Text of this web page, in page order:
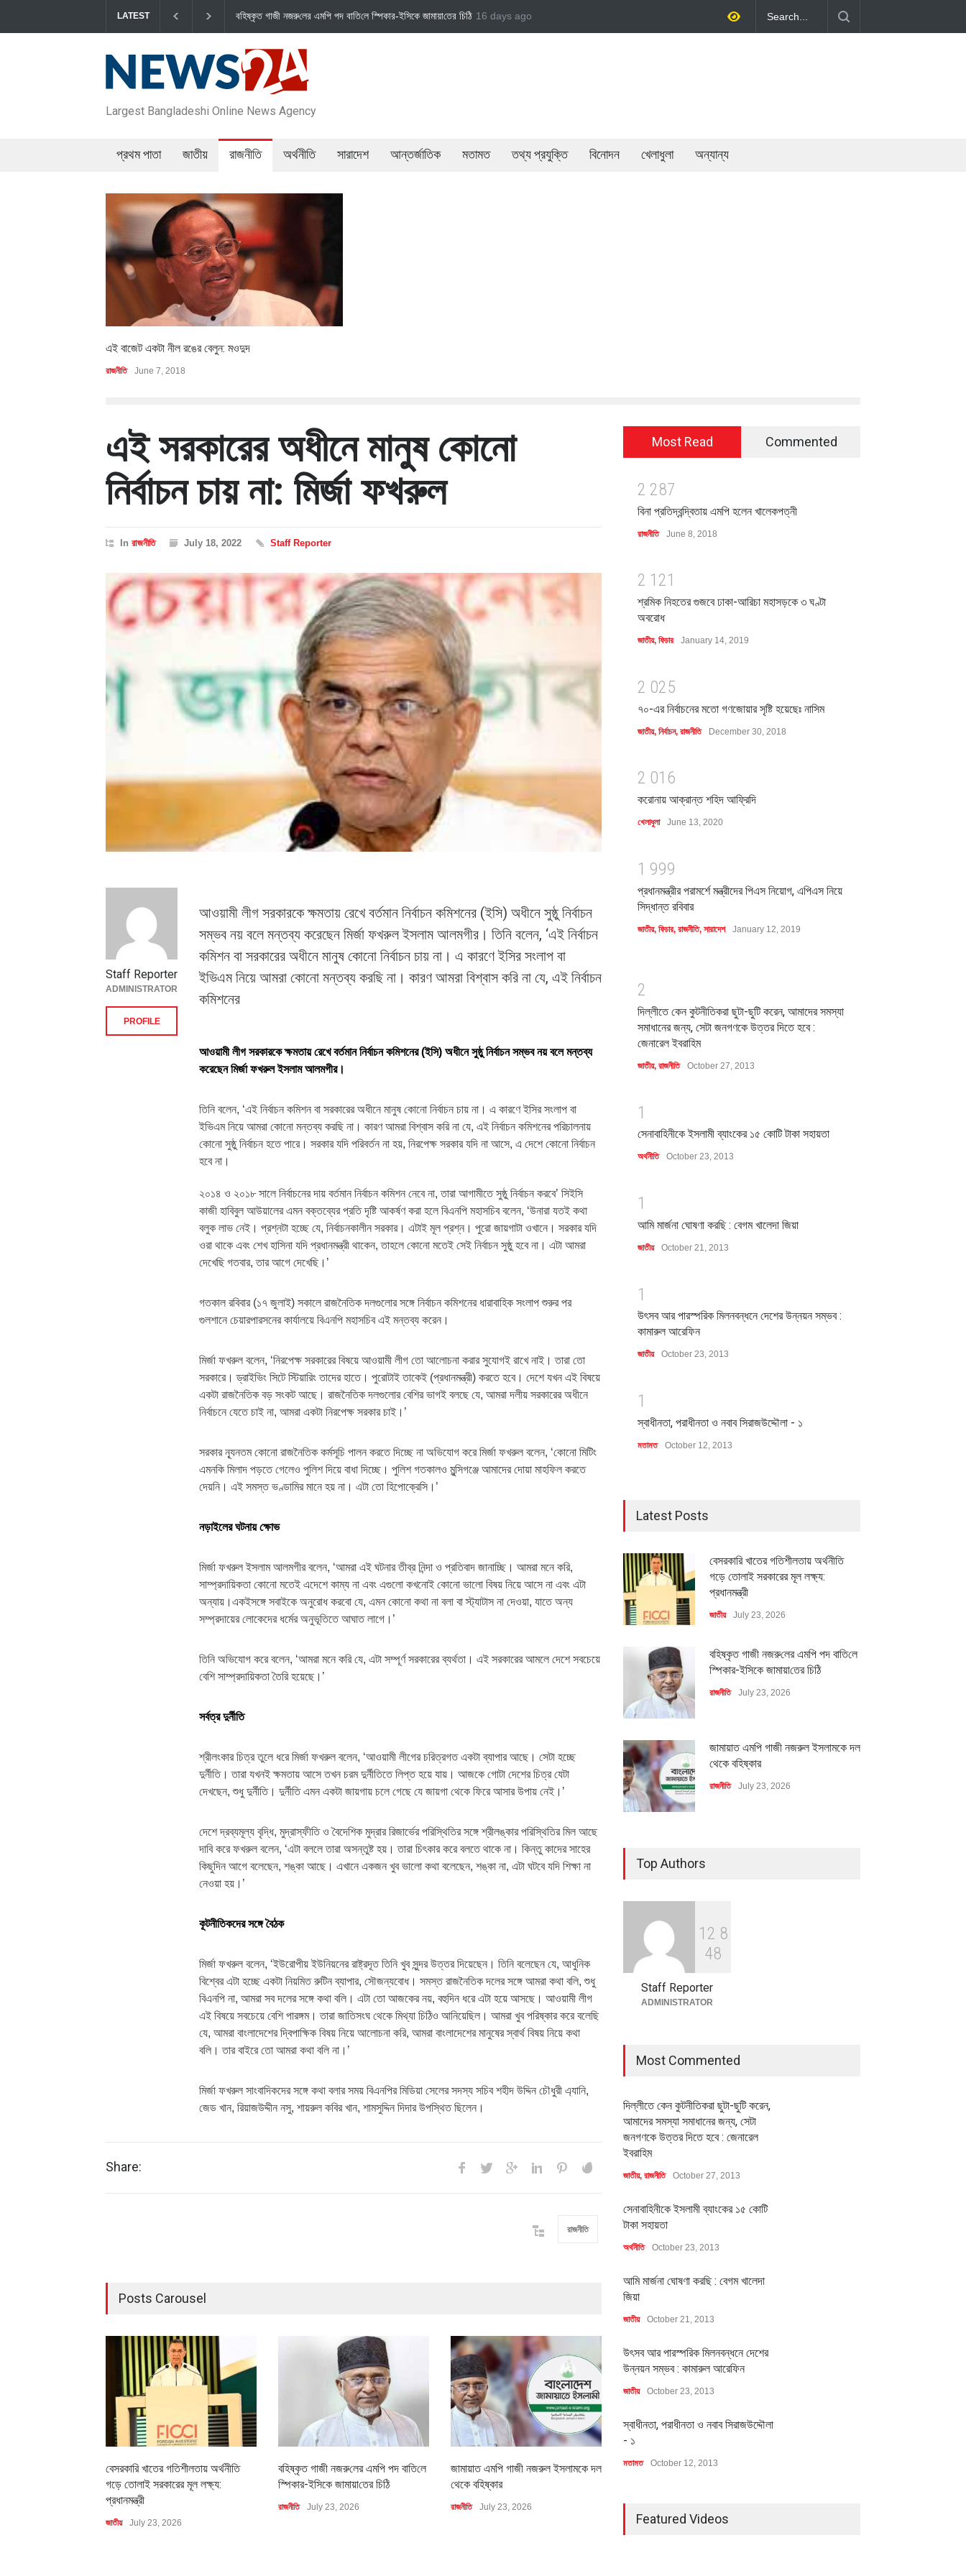
LATEST
বহিষ্কৃত গাজী নজরু‌লের এম‌পি পদ বা‌তি‌লে স্পিকার-ইসিকে জামায়া‌তের চি‌ঠি জামায়াত এমপি গাজী নজরুল ইসলামকে দল থেকে বহিষ্কার বেসরকারি খাতের গতিশীলতায় অর্থনীতি গড়ে তোলাই সরকারের মূল লক্ষ্য: প্রধানমন্ত্রী
16 days ago
Largest Bangladeshi Online News Agency
প্রথম পাতা জাতীয় রাজনীতি অর্থনীতি সারাদেশ আন্তর্জাতিক মতামত তথ্য প্রযুক্তি বিনোদন খেলাধুলা অন্যান্য
এই বাজেট একটা নীল রঙের বেলুন: মওদুদ
রাজনীতি June 7, 2018
এই সরকারের অধীনে মানুষ কোনো
নির্বাচন চায় না: মির্জা ফখরুল
In রাজনীতি July 18, 2022 Staff Reporter
আওয়ামী লীগ সরকারকে ক্ষমতায় রেখে বর্তমান নির্বাচন কমিশনের (ইসি) অধীনে সুষ্ঠু নির্বাচন
সম্ভব নয় বলে মন্তব্য করেছেন মির্জা ফখরুল ইসলাম আলমগীর। তিনি বলেন, ‘এই নির্বাচন
কমিশন বা সরকারের অধীনে মানুষ কোনো নির্বাচন চায় না। এ কারণে ইসির সংলাপ বা
ইভিএম নিয়ে আমরা কোনো মন্তব্য করছি না। কারণ আমরা বিশ্বাস করি না যে, এই নির্বাচন
কমিশনের
আওয়ামী লীগ সরকারকে ক্ষমতায় রেখে বর্তমান নির্বাচন কমিশনের (ইসি) অধীনে সুষ্ঠু নির্বাচন সম্ভব নয় বলে মন্তব্য
করেছেন মির্জা ফখরুল ইসলাম আলমগীর।
তিনি বলেন, ‘এই নির্বাচন কমিশন বা সরকারের অধীনে মানুষ কোনো নির্বাচন চায় না। এ কারণে ইসির সংলাপ বা
ইভিএম নিয়ে আমরা কোনো মন্তব্য করছি না। কারণ আমরা বিশ্বাস করি না যে, এই নির্বাচন কমিশনের পরিচালনায়
কোনো সুষ্ঠু নির্বাচন হতে পারে। সরকার যদি পরিবর্তন না হয়, নিরপেক্ষ সরকার যদি না আসে, এ দেশে কোনো নির্বাচন
হবে না।
২০১৪ ও ২০১৮ সালে নির্বাচনের দায় বর্তমান নির্বাচন কমিশন নেবে না, তারা আগামীতে সুষ্ঠু নির্বাচন করবে’ সিইসি
কাজী হাবিবুল আউয়ালের এমন বক্তব্যের প্রতি দৃষ্টি আকর্ষণ করা হলে বিএনপি মহাসচিব বলেন, ‘উনারা যতই কথা
বলুক লাভ নেই। প্রশ্নটা হচ্ছে যে, নির্বাচনকালীন সরকার। এটাই মূল প্রশ্ন। পুরো জায়গাটা ওখানে। সরকার যদি
ওরা থাকে এবং শেখ হাসিনা যদি প্রধানমন্ত্রী থাকেন, তাহলে কোনো মতেই সেই নির্বাচন সুষ্ঠু হবে না। এটা আমরা
দেখেছি গতবার, তার আগে দেখেছি।’
গতকাল রবিবার (১৭ জুলাই) সকালে রাজনৈতিক দলগুলোর সঙ্গে নির্বাচন কমিশনের ধারাবাহিক সংলাপ শুরুর পর
গুলশানে চেয়ারপারসনের কার্যালয়ে বিএনপি মহাসচিব এই মন্তব্য করেন।
মির্জা ফখরুল বলেন, ‘নিরপেক্ষ সরকারের বিষয়ে আওয়ামী লীগ তো আলোচনা করার সুযোগই রাখে নাই। তারা তো
সরকারে। ড্রাইভিং সিটে স্টিয়ারিং তাদের হাতে। পুরোটাই তাকেই (প্রধানমন্ত্রী) করতে হবে। দেশে যখন এই বিষয়ে
একটা রাজনৈতিক বড় সংকট আছে। রাজনৈতিক দলগুলোর বেশির ভাগই বলছে যে, আমরা দলীয় সরকারের অধীনে
নির্বাচনে যেতে চাই না, আমরা একটা নিরপেক্ষ সরকার চাই।’
সরকার ন্যূনতম কোনো রাজনৈতিক কর্মসূচি পালন করতে দিচ্ছে না অভিযোগ করে মির্জা ফখরুল বলেন, ‘কোনো মিটিং
এমনকি মিলাদ পড়তে গেলেও পুলিশ দিয়ে বাধা দিচ্ছে। পুলিশ গতকালও মুন্সিগঞ্জে আমাদের দোয়া মাহফিল করতে
দেয়নি। এই সমস্ত ভণ্ডামির মানে হয় না। এটা তো হিপোক্রেসি।’
নড়াইলের ঘটনায় ক্ষোভ
মির্জা ফখরুল ইসলাম আলমগীর বলেন, ‘আমরা এই ঘটনার তীব্র নিন্দা ও প্রতিবাদ জানাচ্ছি। আমরা মনে করি,
সাম্প্রদায়িকতা কোনো মতেই এদেশে কাম্য না এবং এগুলো কখনোই কোনো ভালো বিষয় নিয়ে আসে না এবং এটা
অন্যায়।একইসঙ্গে সবাইকে অনুরোধ করবো যে, এমন কোনো কথা না বলা বা স্ট্যাটাস না দেওয়া, যাতে অন্য
সম্প্রদায়ের লোকেদের ধর্মের অনুভূতিতে আঘাত লাগে।’
তিনি অভিযোগ করে বলেন, ‘আমরা মনে করি যে, এটা সম্পূর্ণ সরকারের ব্যর্থতা। এই সরকারের আমলে দেশে সবচেয়ে
বেশি সাম্প্রদায়িকতা তৈরি হয়েছে।’
সর্বত্র দুর্নীতি
শ্রীলংকার চিত্র তুলে ধরে মির্জা ফখরুল বলেন, ‘আওয়ামী লীগের চরিত্রগত একটা ব্যাপার আছে। সেটা হচ্ছে
দুর্নীতি। তারা যখনই ক্ষমতায় আসে তখন চরম দুর্নীতিতে লিপ্ত হয়ে যায়। আজকে গোটা দেশের চিত্র যেটা
দেখছেন, শুধু দুর্নীতি। দুর্নীতি এমন একটা জায়গায় চলে গেছে যে জায়গা থেকে ফিরে আসার উপায় নেই।’
দেশে দ্রব্যমূল্য বৃদ্ধি, মুদ্রাস্ফীতি ও বৈদেশিক মুদ্রার রিজার্ভের পরিস্থিতির সঙ্গে শ্রীলঙ্কার পরিস্থিতির মিল আছে
দাবি করে ফখরুল বলেন, ‘এটা বললে তারা অসন্তুষ্ট হয়। তারা চিৎকার করে বলতে থাকে না। কিন্তু কাদের সাহের
কিছুদিন আগে বলেছেন, শঙ্কা আছে। এখানে একজন খুব ভালো কথা বলেছেন, শঙ্কা না, এটা ঘটবে যদি শিক্ষা না
নেওয়া হয়।’
কূটনীতিকদের সঙ্গে বৈঠক
মির্জা ফখরুল বলেন, ‘ইউরোপীয় ইউনিয়নের রাষ্ট্রদূত তিনি খুব সুন্দর উত্তর দিয়েছেন। তিনি বলেছেন যে, আধুনিক
বিশ্বের এটা হচ্ছে একটা নিয়মিত রুটিন ব্যাপার, সৌজন্যবোধ। সমস্ত রাজনৈতিক দলের সঙ্গে আমরা কথা বলি, শুধু
বিএনপি না, আমরা সব দলের সঙ্গে কথা বলি। এটা তো আজকের নয়, বহুদিন ধরে এটা হয়ে আসছে। আওয়ামী লীগ
এই বিষয়ে সবচেয়ে বেশি পারঙ্গম। তারা জাতিসংঘ থেকে মিথ্যা চিঠিও আনিয়েছিল। আমরা খুব পরিষ্কার করে বলেছি
যে, আমরা বাংলাদেশের দ্বিপাক্ষিক বিষয় নিয়ে আলোচনা করি, আমরা বাংলাদেশের মানুষের স্বার্থ বিষয় নিয়ে কথা
বলি। তার বাইরে তো আমরা কথা বলি না।’
মির্জা ফখরুল সাংবাদিকদের সঙ্গে কথা বলার সময় বিএনপির মিডিয়া সেলের সদস্য সচিব শহীদ উদ্দিন চৌধুরী এ্যানি,
জেড খান, রিয়াজউদ্দীন নসু, শায়রুল কবির খান, শামসুদ্দিন দিদার উপস্থিত ছিলেন।
Staff Reporter
ADMINISTRATOR
PROFILE
Share:
রাজনীতি
Posts Carousel
বেসরকারি খাতের গতিশীলতায় অর্থনীতি
গড়ে তোলাই সরকারের মূল লক্ষ্য:
প্রধানমন্ত্রী
জাতীয় July 23, 2026
বহিষ্কৃত গাজী নজরু‌লের এম‌পি পদ বা‌তি‌লে
স্পিকার-ইসিকে জামায়া‌তের চি‌ঠি
রাজনীতি July 23, 2026
জামায়াত এমপি গাজী নজরুল ইসলামকে দল
থেকে বহিষ্কার
রাজনীতি July 23, 2026
৪০০ মিলিয়ন ডলারের বিদেশি বিনিয়োগ
অর্থনীতি
Most Read Commented
2 287
বিনা প্রতিদ্বন্দ্বিতায় এমপি হলেন খালেকপত্নী
রাজনীতি June 8, 2018
2 1 21
শ্রমিক নিহতের গুজবে ঢাকা-আরিচা মহাসড়কে ৩ ঘণ্টা
অবরোধ
জাতীয়, ফিচার January 14, 2019
2 025
৭০-এর নির্বাচনের মতো গণজোয়ার সৃষ্টি হয়েছেঃ নাসিম
জাতীয়, নির্বাচন, রাজনীতি December 30, 2018
2 01 6
করোনায় আক্রান্ত শহিদ আফ্রিদি
খেলাধুলা June 13, 2020
1 999
প্রধানমন্ত্রীর পরামর্শে মন্ত্রীদের পিএস নিয়োগ, এপিএস নিয়ে
সিদ্ধান্ত রবিবার
জাতীয়, ফিচার, রাজনীতি, সারাদেশ January 12, 2019
2
দিল্লীতে কেন কুটনীতিকরা ছুটা-ছুটি করেন, আমাদের সমস্যা
সমাধানের জন্য, সেটা জনগণকে উত্তর দিতে হবে :
জেনারেল ইবরাহিম
জাতীয়, রাজনীতি October 27, 2013
1
সেনাবাহিনীকে ইসলামী ব্যাংকের ১৫ কোটি টাকা সহায়তা
অর্থনীতি October 23, 2013
1
আমি মার্জনা ঘোষণা করছি : বেগম খালেদা জিয়া
জাতীয় October 21, 2013
1
উৎসব আর পারস্পরিক মিলনবন্ধনে দেশের উন্নয়ন সম্ভব :
কামারুল আরেফিন
জাতীয় October 23, 2013
1
স্বাধীনতা, পরাধীনতা ও নবাব সিরাজউদ্দৌলা - ১
মতামত October 12, 2013
Latest Posts
বেসরকারি খাতের গতিশীলতায় অর্থনীতি
গড়ে তোলাই সরকারের মূল লক্ষ্য:
প্রধানমন্ত্রী
জাতীয় July 23, 2026
বহিষ্কৃত গাজী নজরু‌লের এম‌পি পদ বা‌তি‌লে
স্পিকার-ইসিকে জামায়া‌তের চি‌ঠি
রাজনীতি July 23, 2026
জামায়াত এমপি গাজী নজরুল ইসলামকে দল
থেকে বহিষ্কার
রাজনীতি July 23, 2026
বৈশ্বিক প্রতিযোগিতা সক্ষমতা বাড়াতে
পোশাক শিল্পে নতুন উদ্যোগ
Top Authors
1 2 8
48
Staff Reporter
ADMINISTRATOR
Most Commented
দিল্লীতে কেন কুটনীতিকরা ছুটা-ছুটি করেন,
আমাদের সমস্যা সমাধানের জন্য, সেটা
জনগণকে উত্তর দিতে হবে : জেনারেল
ইবরাহিম
জাতীয়, রাজনীতি October 27, 2013
সেনাবাহিনীকে ইসলামী ব্যাংকের ১৫ কোটি
টাকা সহায়তা
অর্থনীতি October 23, 2013
আমি মার্জনা ঘোষণা করছি : বেগম খালেদা
জিয়া
জাতীয় October 21, 2013
উৎসব আর পারস্পরিক মিলনবন্ধনে দেশের
উন্নয়ন সম্ভব : কামারুল আরেফিন
জাতীয় October 23, 2013
স্বাধীনতা, পরাধীনতা ও নবাব সিরাজউদ্দৌলা
- ১
মতামত October 12, 2013
Featured Videos